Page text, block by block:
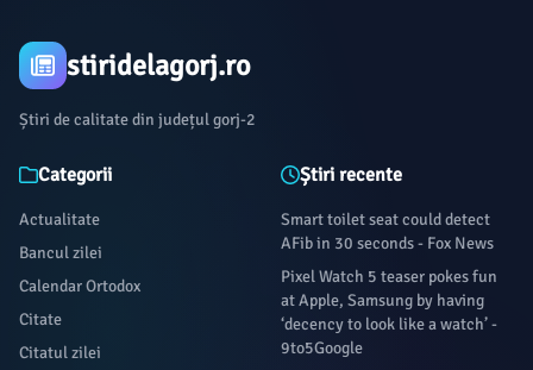
stiridelagorj.ro
Știri de calitate din județul gorj-2
Categorii
Actualitate
Bancul zilei
Calendar Ortodox
Citate
Citatul zilei
Știri recente
Smart toilet seat could detect
AFib in 30 seconds - Fox News
Pixel Watch 5 teaser pokes fun
at Apple, Samsung by having
‘decency to look like a watch’ -
9to5Google